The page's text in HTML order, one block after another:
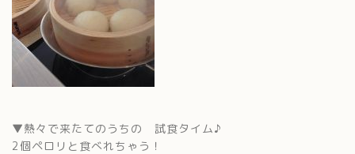
▼熱々で来たてのうちの 試食タイム♪
2個ペロリと食べれちゃう！